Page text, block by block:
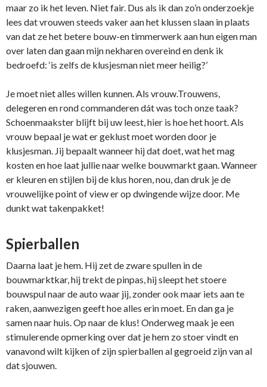
maar zo ik het leven. Niet fair. Dus als ik dan zo’n onderzoekje
lees dat vrouwen steeds vaker aan het klussen slaan in plaats
van dat ze het betere bouw-en timmerwerk aan hun eigen man
over laten dan gaan mijn nekharen overeind en denk ik
bedroefd: ‘is zelfs de klusjesman niet meer heilig?’
Je moet niet alles willen kunnen. Als vrouw.Trouwens,
delegeren en rond commanderen dát was toch onze taak?
Schoenmaakster blijft bij uw leest, hier is hoe het hoort. Als
vrouw bepaal je wat er geklust moet worden door je
klusjesman. Jij bepaalt wanneer hij dat doet, wat het mag
kosten en hoe laat jullie naar welke bouwmarkt gaan. Wanneer
er kleuren en stijlen bij de klus horen, nou, dan druk je de
vrouwelijke point of view er op dwingende wijze door. Me
dunkt wat takenpakket!
Spierballen
Daarna laat je hem. Hij zet de zware spullen in de
bouwmarktkar, hij trekt de pinpas, hij sleept het stoere
bouwspul naar de auto waar jij, zonder ook maar iets aan te
raken, aanwezigen geeft hoe alles erin moet. En dan ga je
samen naar huis. Op naar de klus! Onderweg maak je een
stimulerende opmerking over dat je hem zo stoer vindt en
vanavond wilt kijken of zijn spierballen al gegroeid zijn van al
dat sjouwen.